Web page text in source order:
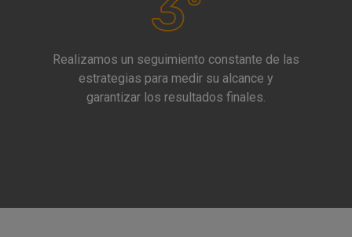
Realizamos un seguimiento constante de las
estrategias para medir su alcance y
garantizar los resultados finales.